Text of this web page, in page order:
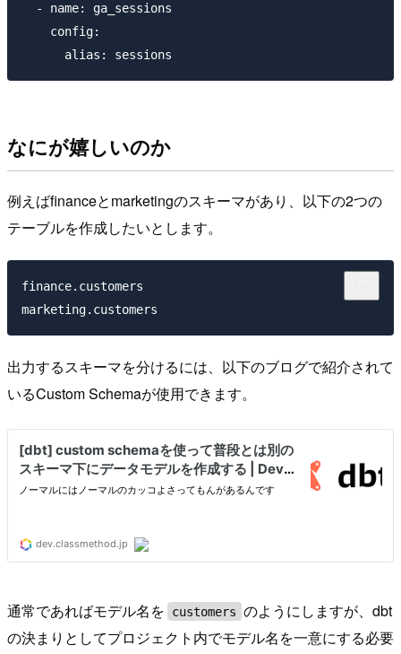
  - name: ga_sessions
    config:
なにが嬉しいのか
例えばfinanceとmarketingのスキーマがあり、以下の2つの
テーブルを作成したいとします。
finance.customers
出力するスキーマを分けるには、以下のブログで紹介されて
いるCustom Schemaが使用できます。
通常であればモデル名を customers のようにしますが、dbt
の決まりとしてプロジェクト内でモデル名を一意にする必要